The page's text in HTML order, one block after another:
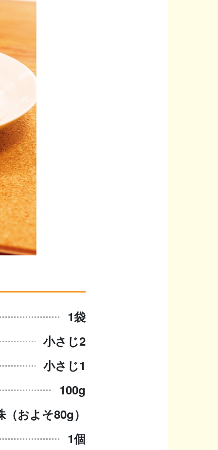
1袋
小さじ2
小さじ1
100g
（およそ80g）
1個